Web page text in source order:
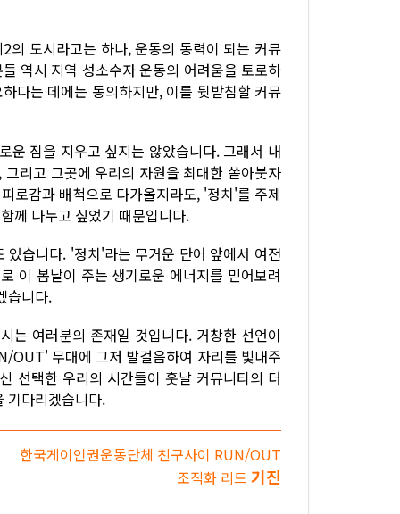
도시라고는 하나, 운동의 동력이 되는 커뮤
역시 지역 성소수자 운동의 어려움을 토로하
다는 데에는 동의하지만, 이를 뒷받침할 커뮤
운 짐을 지우고 싶지는 않았습니다. 그래서 내
리고 그곳에 우리의 자원을 최대한 쏟아붓자
로감과 배척으로 다가올지라도, '정치'를 주제
께 나누고 싶었기 때문입니다.
습니다. '정치'라는 무거운 단어 앞에서 여전
이 봄날이 주는 생기로운 에너지를 믿어보려
습니다.
는 여러분의 존재일 것입니다. 거창한 선언이
OUT' 무대에 그저 발걸음하여 자리를 빛내주
선택한 우리의 시간들이 훗날 커뮤니티의 더
기다리겠습니다.
한국게이인권운동단체 친구사이 RUN/OUT
조직화 리드 기진